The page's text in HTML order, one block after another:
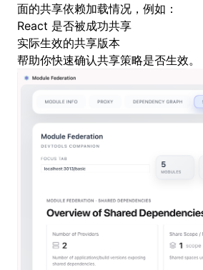
面的共享依赖加载情况，例如：
React 是否被成功共享
实际生效的共享版本
帮助你快速确认共享策略是否生效。